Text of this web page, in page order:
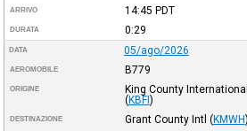
ARRIVO 14:45 PDT
DURATA 0:29
DATA 05/ago/2026
AEROMOBILE B779
ORIGINE
King County
(KBFI)
DESTINAZIONE Grant County Intl (KMWH)